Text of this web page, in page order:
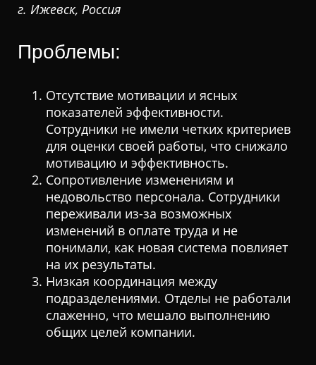
г. Ижевск, Россия
Проблемы:
Отсутствие мотивации и ясных
показателей эффективности.
Сотрудники не имели четких критериев
для оценки своей работы, что снижало
мотивацию и эффективность.
Сопротивление изменениям и
недовольство персонала. Сотрудники
переживали из-за возможных
изменений в оплате труда и не
понимали, как новая система повлияет
на их результаты.
Низкая координация между
подразделениями. Отделы не работали
слаженно, что мешало выполнению
общих целей компании.